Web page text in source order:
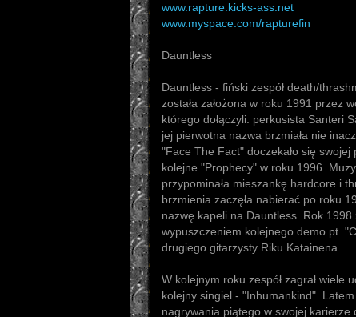
www.rapture.kicks-ass.net
www.myspace.com/rapturefin
Dauntless
Dauntless - fiński zespół death/
została założona w roku 1991 przez
którego dołączyli: perkusista Santeri
jej pierwotna nazwa brzmiała nie
"Face The Fact" doczekało się
kolejne "Prophecy" w roku 1996.
przypominała mieszankę hardcore i
brzmienia zaczęła nabierać po roku
nazwę kapeli na Dauntless. Rok 1998
wypuszczeniem kolejnego demo pt.
drugiego gitarzysty Riku Katainena.
W kolejnym roku zespół zagrał wiele
kolejny singiel - "Inhumankind". Latem
nagrywania piątego w swojej karierze